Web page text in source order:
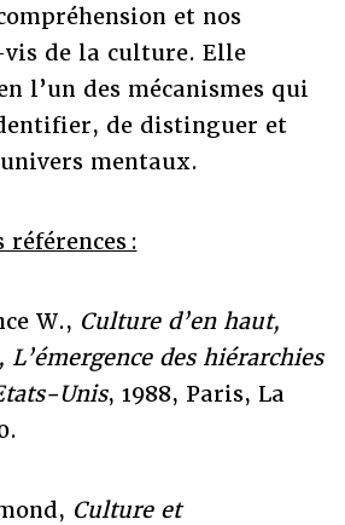
et nos
de la culture. Elle
l’un des mécanismes qui
de distinguer et
mentaux.
références :
W., Culture d’en haut,
L’émergence des hiérarchies
Unis, 1988, Paris, La
Culture et